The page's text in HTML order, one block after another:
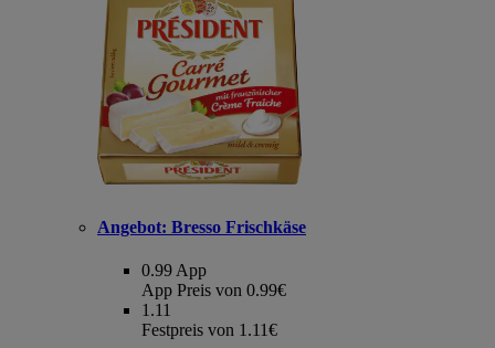
Angebot: Bresso Frischkäse
0.99 App
App Preis von 0.99€
1.11
Festpreis von 1.11€